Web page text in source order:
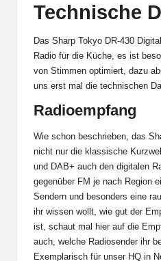
Technische
Das Sharp Tokyo DR-430
Radio für die Küche, es ist
von Stimmen optimiert, dazu
uns erst mal die technischen
Radioempfang
Wie schon beschrieben, das
nicht nur die klassische
und DAB+ auch den digitalen
gegenüber FM je nach Region
Sendern und besonders eine
ihr wissen wollt, wie gut der
ist, schaut mal hier auf die
auch, welche Radiosender ihr
Exemplarisch für unser HQ in